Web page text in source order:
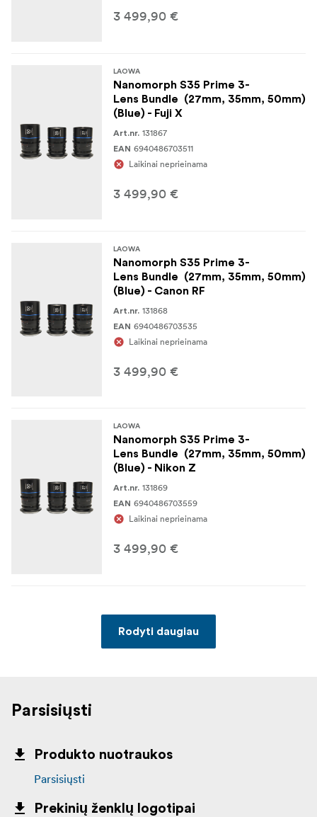
Laowa Nanomorph 50 mm T2.4 1.5X S35 (mėlynas)
Kiekvieno objektyvo priekinis ir galinis objektyvo
dangteliai
Apsauginiai objektyvų dėklai
3 499,90 €
LAOWA
Nanomorph S35 Prime 3-
Lens Bundle (27mm, 35mm, 50mm)
(Blue) - Fuji X
Art.nr. 131867
EAN 6940486703511
Laikinai neprieinama
3 499,90 €
LAOWA
Nanomorph S35 Prime 3-
Lens Bundle (27mm, 35mm, 50mm)
(Blue) - Canon RF
Art.nr. 131868
EAN 6940486703535
Laikinai neprieinama
3 499,90 €
LAOWA
Nanomorph S35 Prime 3-
Lens Bundle (27mm, 35mm, 50mm)
(Blue) - Nikon Z
Art.nr. 131869
EAN 6940486703559
Laikinai neprieinama
3 499,90 €
Rodyti daugiau
Parsisiųsti
Produkto nuotraukos
Parsisiųsti
Prekinių ženklų logotipai